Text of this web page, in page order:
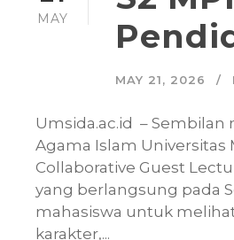
MAY
MAY 21, 2026
Umsida.ac.id – Sembilan
Agama Islam Universitas
Collaborative Guest
yang berlangsung pada
mahasiswa untuk
karakter,...